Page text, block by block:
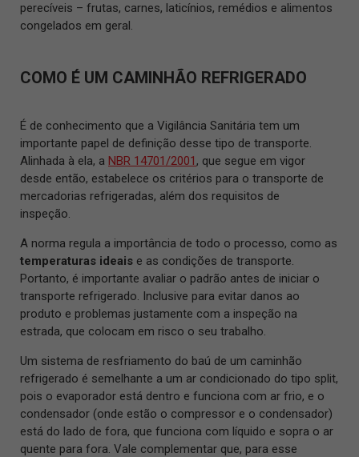
perecíveis – frutas, carnes, laticínios, remédios e alimentos
congelados em geral.
COMO É UM CAMINHÃO REFRIGERADO
É de conhecimento que a Vigilância Sanitária tem um
importante papel de definição desse tipo de transporte.
Alinhada à ela, a NBR 14701/2001 , que segue em vigor
desde então, estabelece os critérios para o transporte de
mercadorias refrigeradas, além dos requisitos de
inspeção.
A norma regula a importância de todo o processo, como as
temperaturas ideais e as condições de transporte.
Portanto, é importante avaliar o padrão antes de iniciar o
transporte refrigerado. Inclusive para evitar danos ao
produto e problemas justamente com a inspeção na
estrada, que colocam em risco o seu trabalho.
Um sistema de resfriamento do baú de um caminhão
refrigerado é semelhante a um ar condicionado do tipo split,
pois o evaporador está dentro e funciona com ar frio, e o
condensador (onde estão o compressor e o condensador)
está do lado de fora, que funciona com líquido e sopra o ar
quente para fora. Vale complementar que, para esse